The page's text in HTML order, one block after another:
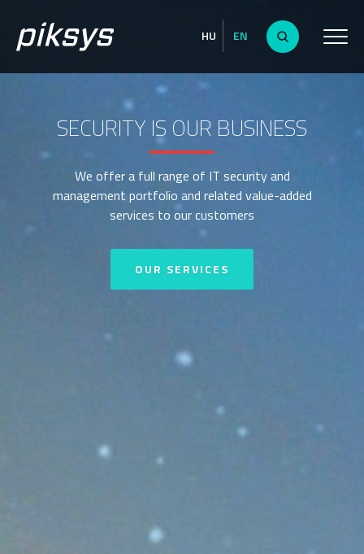
HU EN
SECURITY IS OUR BUSINESS
We offer a full range of IT security and
management portfolio and related value-added
services to our customers
OUR SERVICES